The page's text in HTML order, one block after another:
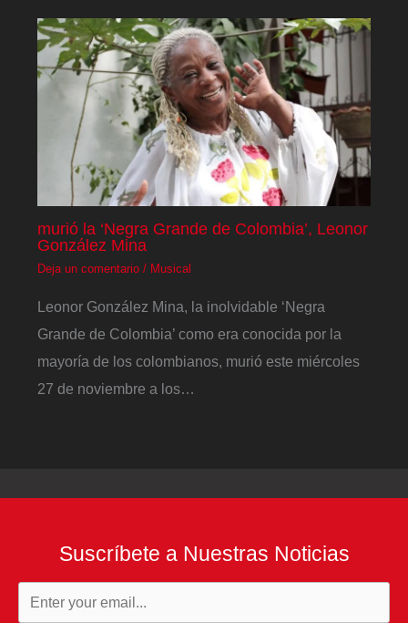
murió la ‘Negra Grande de Colombia’, Leonor
González Mina
Deja un comentario / Musical
Leonor González Mina, la inolvidable ‘Negra
Grande de Colombia’ como era conocida por la
mayoría de los colombianos, murió este miércoles
27 de noviembre a los…
Suscríbete a Nuestras Noticias